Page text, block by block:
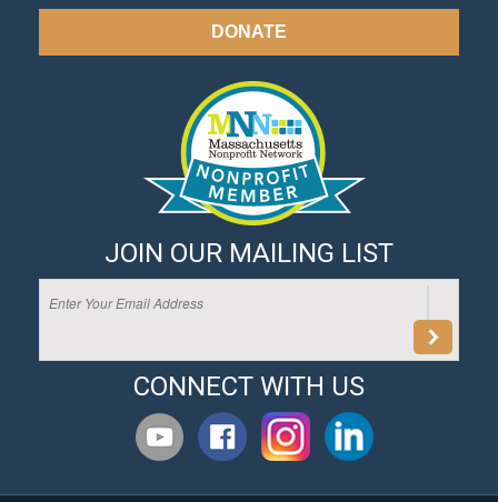
DONATE
JOIN OUR MAILING LIST
CONNECT WITH US